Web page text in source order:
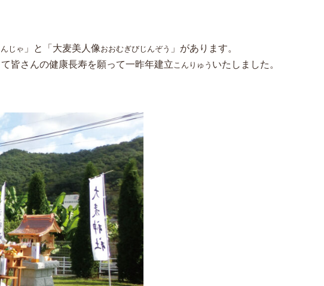
じゃ 」と「大麦美人像おおむぎびじんぞう 」があります。
て皆さんの健康長寿を願って一昨年建立こんりゅう いたしました。